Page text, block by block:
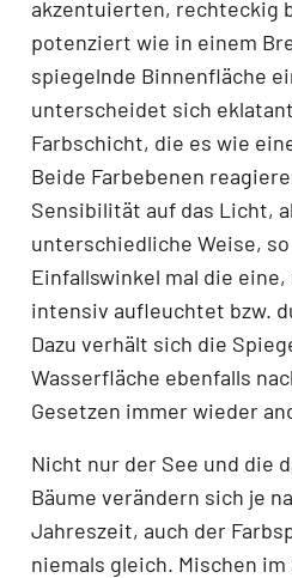
akzentuierten, rechteckig
potenziert wie in einem
spiegelnde Binnenfläche
unterscheidet sich
Farbschicht, die es wie
Beide Farbebenen
Sensibilität auf das Licht,
unterschiedliche Weise, so
Einfallswinkel mal die
intensiv aufleuchtet bzw.
Dazu verhält sich die
Wasserfläche ebenfalls
Gesetzen immer wieder
Nicht nur der See und die
Bäume verändern sich je
Jahreszeit, auch der
niemals gleich. Mischen